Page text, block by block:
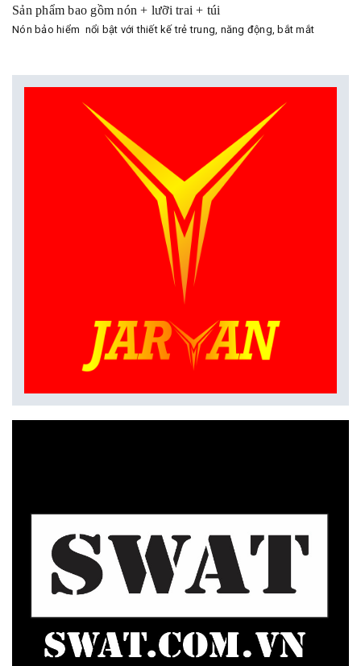
Sản phẩm bao gồm nón + lưỡi trai + túi
Nón bảo hiểm nổi bật với thiết kế trẻ trung, năng động, bắt mắt